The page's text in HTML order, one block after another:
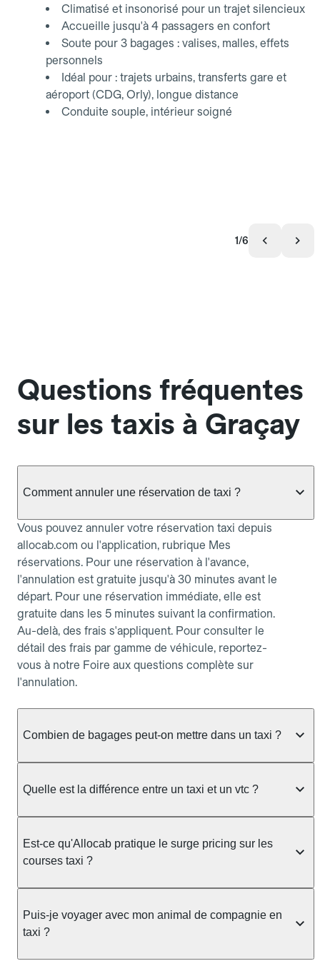
Climatisé et insonorisé pour un trajet silencieux
Accueille jusqu'à 4 passagers en confort
Soute pour 3 bagages : valises, malles, effets
personnels
Idéal pour : trajets urbains, transferts gare et
aéroport (CDG, Orly), longue distance
Conduite souple, intérieur soigné
1/6
Questions fréquentes
sur les taxis à Graçay
Comment annuler une réservation de taxi ?
Vous pouvez annuler votre réservation taxi depuis
allocab.com ou l'application, rubrique Mes
réservations. Pour une réservation à l'avance,
l'annulation est gratuite jusqu'à 30 minutes avant le
départ. Pour une réservation immédiate, elle est
gratuite dans les 5 minutes suivant la confirmation.
Au-delà, des frais s'appliquent. Pour consulter le
détail des frais par gamme de véhicule, reportez-
vous à notre Foire aux questions complète sur
l'annulation.
Combien de bagages peut-on mettre dans un taxi ?
taxi berline accueille en général jusqu'à 3 bagages
ou nombreux, précisez-le dans le champ "Message
au chauffeur" lors de la réservation. Le prix n'est
pas impacté par le nombre de bagages.
Quelle est la différence entre un taxi et un vtc ?
prendre en charge directement dans la rue, à une
station ou sur réservation, avec un tarif au
réservation et propose un prix fixe annoncé à
l'avance. Chez Allocab, réservez facilement votre
taxi.
Est-ce qu'Allocab pratique le surge pricing sur les
courses taxi ?
réglementation préfectorale et suit un barème
officiel : il protège des hausses liées à la demande.
Puis-je voyager avec mon animal de compagnie en
taxi ?